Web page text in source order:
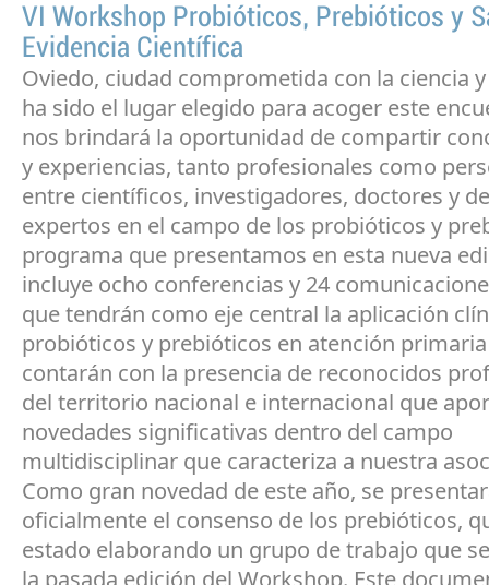
VI Workshop Probióticos, Prebióticos y
Evidencia Científica
Oviedo, ciudad comprometida con la ciencia
ha sido el lugar elegido para acoger este
nos brindará la oportunidad de compartir
y experiencias, tanto profesionales como
entre científicos, investigadores, doctores y
expertos en el campo de los probióticos y
programa que presentamos en esta nueva
incluye ocho conferencias y 24
que tendrán como eje central la aplicación
probióticos y prebióticos en atención
contarán con la presencia de reconocidos
del territorio nacional e internacional que
novedades significativas dentro del campo
multidisciplinar que caracteriza a nuestra
Como gran novedad de este año, se
oficialmente el consenso de los prebióticos,
estado elaborando un grupo de trabajo que
la pasada edición del Workshop. Este